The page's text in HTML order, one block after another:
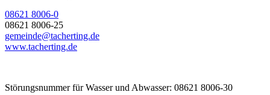
08621 8006-0
08621 8006-25
gemeinde@tacherting.de
www.tacherting.de
Störungsnummer für Wasser und Abwasser: 08621 8006-30